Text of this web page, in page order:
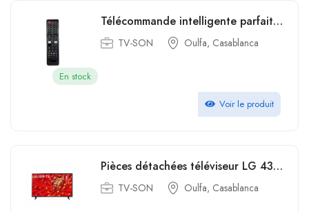
Télécommande intelligente parfaite Super Version pour téléviseur LED HD Samsung
TV-SON Oulfa, Casablanca
En stock
Voir le produit
Pièces détachées téléviseur LG 43 Full HD avec Récepteur Intégré Smart 43LM6300PVB
TV-SON Oulfa, Casablanca